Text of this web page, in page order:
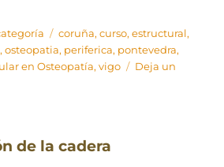
Etiquetas
coruña,curso,estructural,
,osteopatia, periferica, pontevedra,
en Osteopatía,vigo
Deja un
de la cadera